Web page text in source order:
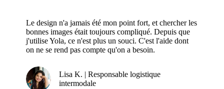
Le design n'a jamais été mon point fort, et chercher les
bonnes images était toujours compliqué. Depuis que
j'utilise Yola, ce n'est plus un souci. C'est l'aide dont
on ne se rend pas compte qu'on a besoin.
Lisa K. | Responsable logistique
intermodale